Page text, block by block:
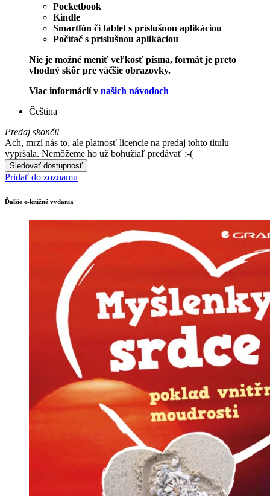
Pocketbook
Kindle
Smartfón či tablet s príslušnou aplikáciou
Počítač s príslušnou aplikáciou
Nie je možné meniť veľkosť písma, formát je preto
vhodný skôr pre väčšie obrazovky.
Viac informácií v našich návodoch
Čeština
Predaj skončil
Ach, mrzí nás to, ale platnosť licencie na predaj tohto titulu
vypršala. Nemôžeme ho už bohužiaľ predávať :-(
Sledovať dostupnosť
Pridať do zoznamu
Ďalšie e-knižné vydania